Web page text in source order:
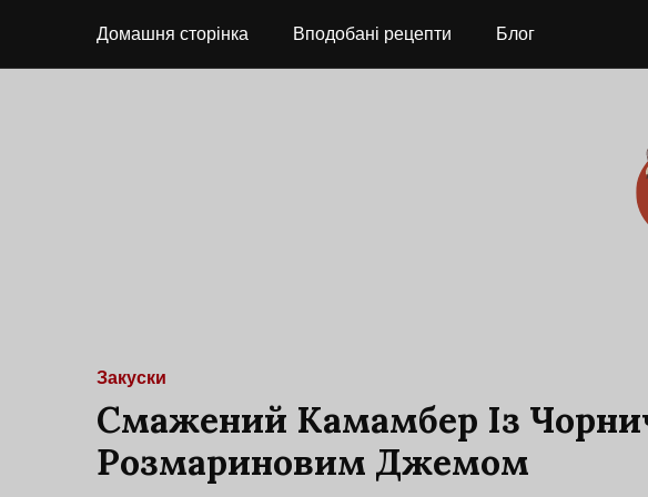
Домашня сторінка Вподобані рецепти Блог
Закуски
Смажений Камамбер Із
Розмариновим Джемом